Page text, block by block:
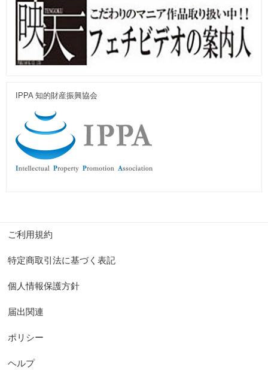
IPPA 知的財産振興協会
ご利用規約
特定商取引法に基づく表記
個人情報保護方針
届出関連
ポリシー
ヘルプ